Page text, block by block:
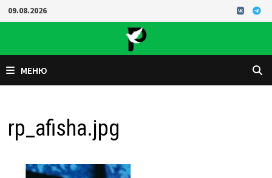
Перейти
к
09.08.2026
МЕНЮ
rp_afisha.jpg